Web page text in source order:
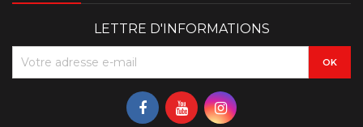
LETTRE D'INFORMATIONS